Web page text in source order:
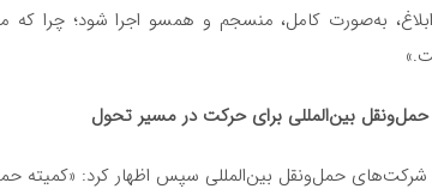
به‌صورت کامل، منسجم و همسو اجرا شود؛ چرا که
بین‌المللی برای حرکت در مسیر تحول
حمل‌ونقل بین‌المللی سپس اظهار کرد: «کمیته